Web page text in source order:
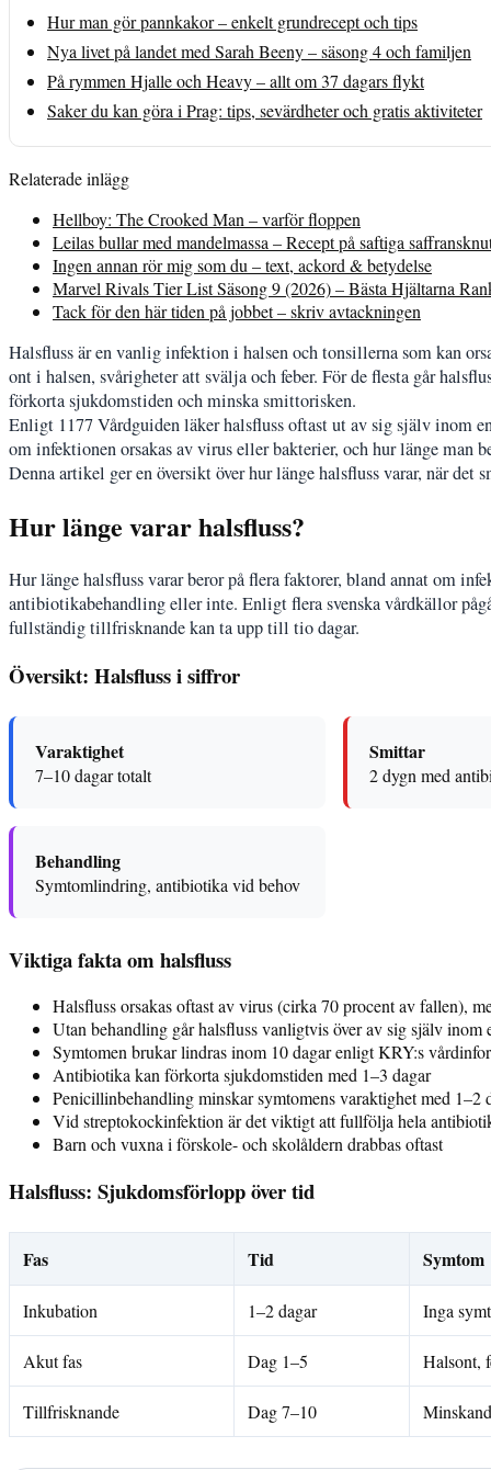
Hur man gör pannkakor – enkelt grundrecept och tips
Nya livet på landet med Sarah Beeny – säsong 4 och familjen
På rymmen Hjalle och Heavy – allt om 37 dagars flykt
Saker du kan göra i Prag: tips, sevärdheter och gratis aktiviteter
Relaterade inlägg
Hellboy: The Crooked Man – varför floppen
Leilas bullar med mandelmassa – Recept på saftiga
Ingen annan rör mig som du – text, ackord & betydelse
Marvel Rivals Tier List Säsong 9 (2026) – Bästa Hjältarna
Tack för den här tiden på jobbet – skriv avtackningen
Halsfluss är en vanlig infektion i halsen och tonsillerna som kan
ont i halsen, svårigheter att svälja och feber. För de flesta går
förkorta sjukdomstiden och minska smittorisken.
Enligt 1177 Vårdguiden läker halsfluss oftast ut av sig själv inom
om infektionen orsakas av virus eller bakterier, och hur länge man
Denna artikel ger en översikt över hur länge halsfluss varar, när
Hur länge varar halsfluss?
Hur länge halsfluss varar beror på flera faktorer, bland annat om
antibiotikabehandling eller inte. Enligt flera svenska vårdkällor
fullständig tillfrisknande kan ta upp till tio dagar.
Översikt: Halsfluss i siffror
Varaktighet
7–10 dagar totalt
Smittar
2 dygn med
Behandling
Symtomlindring, antibiotika vid behov
Viktiga fakta om halsfluss
Halsfluss orsakas oftast av virus (cirka 70 procent av fallen),
Utan behandling går halsfluss vanligtvis över av sig själv inom
Symtomen brukar lindras inom 10 dagar enligt KRY:s
Antibiotika kan förkorta sjukdomstiden med 1–3 dagar
Penicillinbehandling minskar symtomens varaktighet med 1–2
Vid streptokockinfektion är det viktigt att fullfölja hela
Barn och vuxna i förskole- och skolåldern drabbas oftast
Halsfluss: Sjukdomsförlopp över tid
Fas Tid Symtom
Inkubation 1–2 dagar Inga
Akut fas Dag 1–5 Halsont,
Tillfrisknande Dag 7–10